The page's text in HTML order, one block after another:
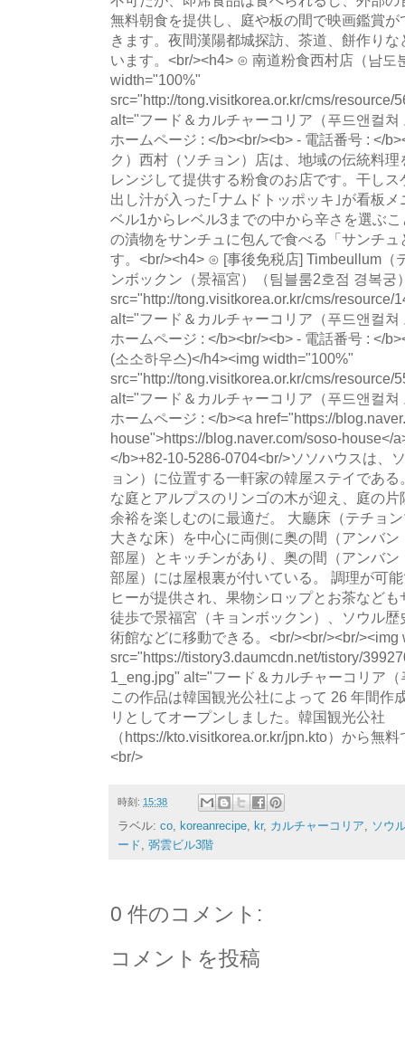
無料朝食を提供し、庭や板の間で映画鑑賞
きます。夜間漢陽都城探訪、茶道、餅作り
います。<br/><h4> ⊙ 南道粉食西村店（남도
width="100%"
src="http://tong.visitkorea.or.kr/cms/resource/
alt="フード＆カルチャーコリア（푸드앤컬쳐
ホームページ : </b><br/><b> - 電話番号 : </
ク）西村（ソチョン）店は、地域の伝統料
レンジして提供する粉食のお店です。干し
出し汁が入った｢ナムドトッポッキ｣が看板
ベル1からレベル3までの中から辛さを選ぶ
の漬物をサンチュに包んで食べる「サンチ
す。<br/><h4> ⊙ [事後免税店] Timbeullum（
ンボックン（景福宮）（팀블룸2호점 경복궁
src="http://tong.visitkorea.or.kr/cms/resource/
alt="フード＆カルチャーコリア（푸드앤컬쳐
ホームページ : </b><br/><b> - 電話番号 : </
(소소하우스)</h4><img width="100%"
src="http://tong.visitkorea.or.kr/cms/resource/
alt="フード＆カルチャーコリア（푸드앤컬쳐
ホームページ : </b><a href="https://
house">https://blog.naver.com/soso-house</
</b>+82-10-5286-0704<br/>ソソハウスは、
ョン）に位置する一軒家の韓屋ステイであ
な庭とアルプスのリンゴの木が迎え、庭の
余裕を楽しむのに最適だ。 大廳床（テチョ
大きな床）を中心に両側に奥の間（アンバ
部屋）とキッチンがあり、奥の間（アンバ
部屋）には屋根裏が付いている。 調理が可
ヒーが提供され、果物シロップとお茶など
徒歩で景福宮（キョンボックン）、ソウル
術館などに移動できる。<br/><br/><br/><img
src="https://tistory3.daumcdn.net/tistory/
1_eng.jpg" alt="フード＆カルチャーコリア
この作品は韓国観光公社によって 26 年間作
リとしてオープンしました。韓国観光公社
（https://kto.visitkorea.or.kr/jpn.kto）から無
<br/>
時刻: 15:38
ラベル: co, koreanrecipe, kr, カルチャーコリア, ソウ
ード, 弼雲ビル3階
0 件のコメント:
コメントを投稿